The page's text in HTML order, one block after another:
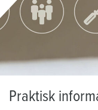
Praktisk